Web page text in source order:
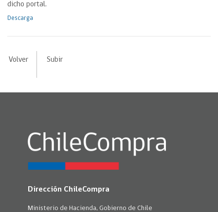
dicho portal.
Descarga
Volver Subir
Dirección ChileCompra
Ministerio de Hacienda, Gobierno de Chile